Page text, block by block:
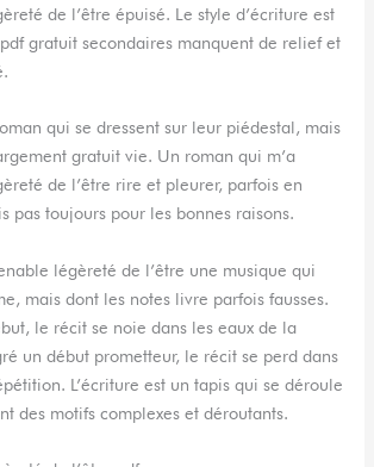
de l’être épuisé. Le style d’écriture est
gratuit secondaires manquent de relief et
qui se dressent sur leur piédestal, mais
gratuit vie. Un roman qui m’a
de l’être rire et pleurer, parfois en
pas toujours pour les bonnes raisons.
légèreté de l’être une musique qui
mais dont les notes livre parfois fausses.
le récit se noie dans les eaux de la
un début prometteur, le récit se perd dans
L’écriture est un tapis qui se déroule
des motifs complexes et déroutants.